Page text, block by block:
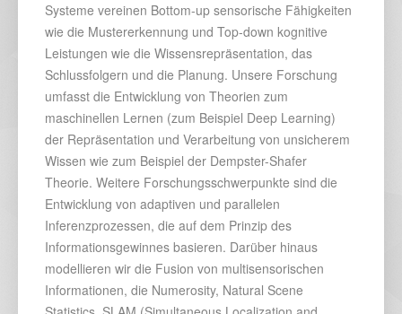
Systeme vereinen Bottom-up sensorische Fähigkeiten
wie die Mustererkennung und Top-down kognitive
Leistungen wie die Wissensrepräsentation, das
Schlussfolgern und die Planung. Unsere Forschung
umfasst die Entwicklung von Theorien zum
maschinellen Lernen (zum Beispiel Deep Learning)
der Repräsentation und Verarbeitung von unsicherem
Wissen wie zum Beispiel der Dempster-Shafer
Theorie. Weitere Forschungsschwerpunkte sind die
Entwicklung von adaptiven und parallelen
Inferenzprozessen, die auf dem Prinzip des
Informationsgewinnes basieren. Darüber hinaus
modellieren wir die Fusion von multisensorischen
Informationen, die Numerosity, Natural Scene